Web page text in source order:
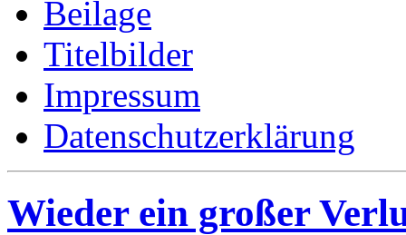
Beilage
Titelbilder
Impressum
Datenschutzerklärung
Wieder ein großer